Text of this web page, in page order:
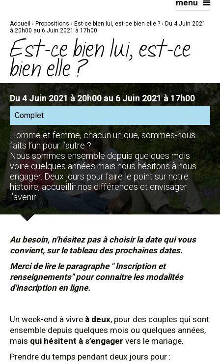
navigation
menu
Accueil › Propositions › Est-ce bien lui, est-ce bien elle ? › Du 4 Juin 2021
à 20h00 au 6 Juin 2021 à 17h00
Est-ce bien lui, est-ce
bien elle ?
Du 4 Juin 2021 à 20h00 au 6 Juin 2021 à 17h00
Complet
Homme et femme, chacun unique, sommes-nous
faits l’un pour l’autre ?
Nous sommes ensemble depuis quelques mois
voire quelques années mais nous hésitons à nous
engager. Deux jours pour faire le point sur notre
histoire, accueillir nos différences et envisager
l’avenir.
Au besoin, n'hésitez pas à choisir la date qui vous
convient, sur le tableau des prochaines dates.
Merci de lire le paragraphe " Inscription et
renseignements" pour connaitre les modalités
d'inscription en ligne.
Un week-end à vivre à deux, pour des couples qui sont
ensemble depuis quelques mois ou quelques années,
mais qui hésitent à s’engager vers le mariage.
Prendre du temps pendant deux jours pour :